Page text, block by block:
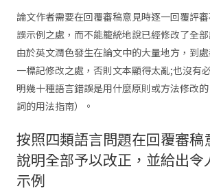
論文作者需要在回覆審稿意見時逐一回覆評
誤示例之處，而不能籠統地說已經修改了全部
由於英文潤色發生在論文中的大量地方，到
一標記修改之處，否則文本顯得太亂;也沒有
明幾十種語言錯誤是用什麼原則或方法修改
詞的用法指南）。
按照四類語言問題在回覆審稿
說明全部予以改正，並給出令
示例